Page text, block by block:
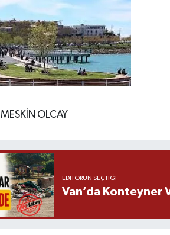
MESKİN OLCAY
EDITÖRÜN SEÇTIĞI
Van’da Konteyner